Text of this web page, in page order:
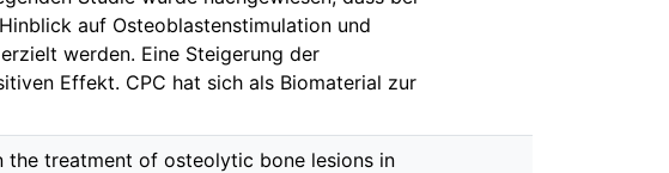
auf Osteoblastenstimulation und
werden. Eine Steigerung der
Effekt. CPC hat sich als Biomaterial zur
the treatment of osteolytic bone lesions in